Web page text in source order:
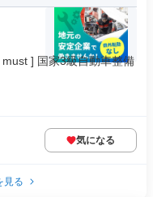
] 国家3級自動車整備
気になる
見る